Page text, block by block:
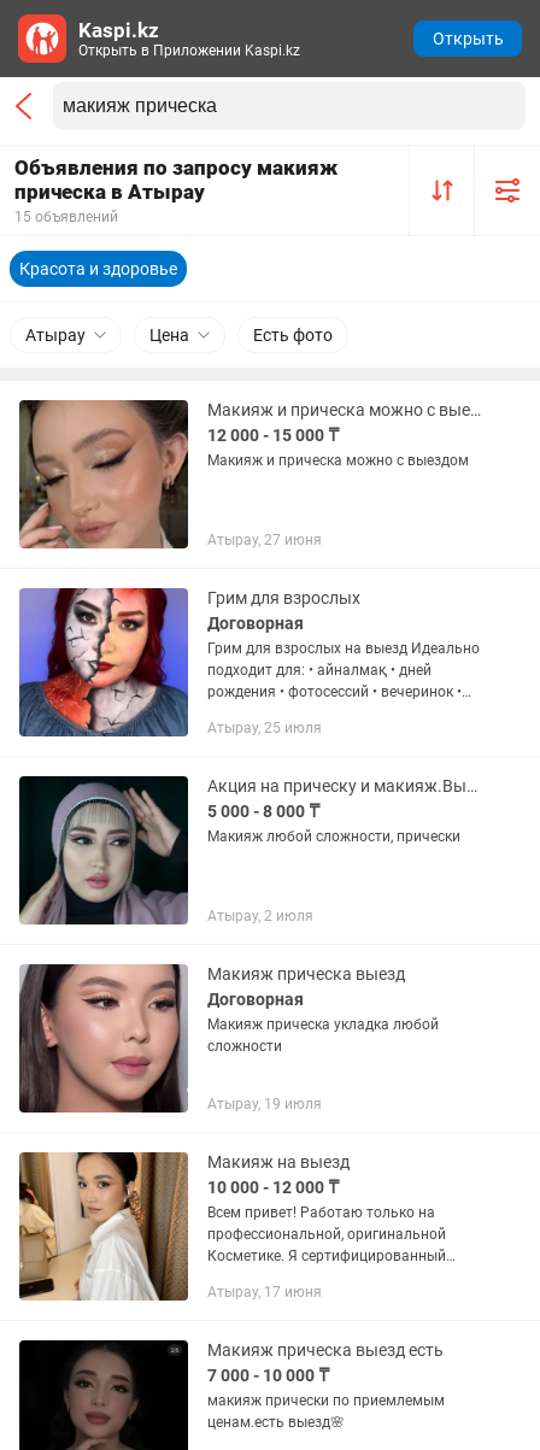
Объявления по запросу макияж
прическа в Атырау
15 объявлений
Красота и здоровье
Атырау Цена Есть фото
Макияж и прическа можно с выездом
12 000 - 15 000 ₸
Макияж и прическа можно с выездом
Атырау, 27 июня
Грим для взрослых
Договорная
Грим для взрослых на выезд Идеально
подходит для: • айналмақ • дней
рождения • фотосессий • вечеринок •
Атырау, 25 июля
Акция на прическу и макияж.Выезд на дом!
5 000 - 8 000 ₸
Макияж любой сложности, прически
Атырау, 2 июля
Макияж прическа выезд
Договорная
Макияж прическа укладка любой
сложности
Атырау, 19 июля
Макияж на выезд
10 000 - 12 000 ₸
Всем привет! Работаю только на
профессиональной, оригинальной
Косметике. Я сертифицированный
работы мои Дневной макияж-10.000тг,
курсы...
Атырау, 17 июня
Макияж прическа выезд есть
7 000 - 10 000 ₸
макияж прически по приемлемым
ценам.есть выезд🌸
Kaspi.kz
Открыть в Приложении Kaspi.kz
Открыть